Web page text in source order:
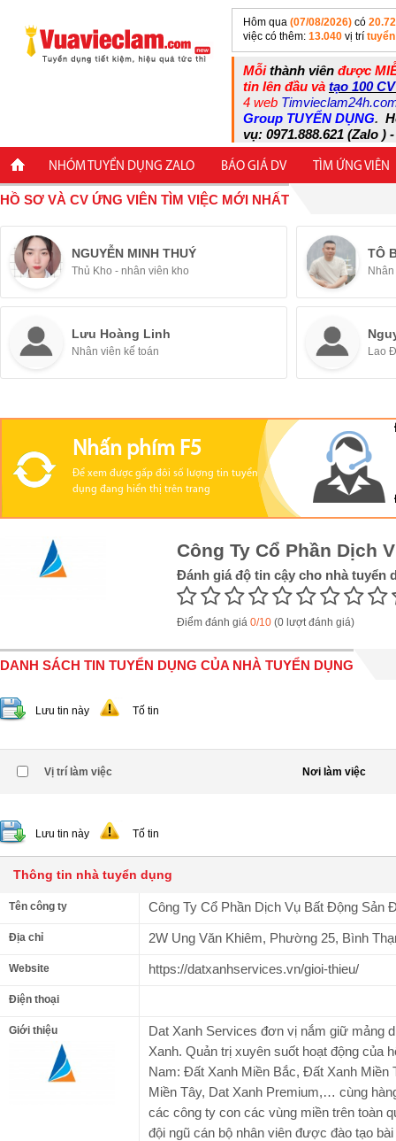
Hôm qua (07/08/2026) có
việc có thêm: 13.040 vị trí
Mỗithành viên được
tin lên đầu và tạo 100
4 web
Group TUYỂN DỤNG.
vụ: 0971.888.621 (Zalo )
NHÓM TUYỂN DỤNG ZALO BÁO GIÁ DV TÌM ỨNG VIÊN
HỒ SƠ VÀ CV ỨNG VIÊN TÌM VIỆC MỚI NHẤT
NGUYỄN MINH THUÝ
Thủ Kho - nhân viên kho
TÔ
Lưu Hoàng Linh
Nhân viên kế toán Lao
Nhấn phím F5
Để xem được gấp đôi số lượng tin tuyển
dụng đang hiển thị trên trang
Công Ty Cổ Phần Dịch
Đánh giá độ tin cậy cho nhà tuyển
Điểm đánh giá 0/10 (0 lượt đánh giá)
DANH SÁCH TIN TUYỂN DỤNG CỦA NHÀ TUYỂN DỤNG
Lưu tin này Tố tin
Vị trí làm việc Nơi làm việc
Lưu tin này Tố tin
Thông tin nhà tuyển dụng
Tên công ty Công Ty Cổ Phần Dịch Vụ Bất Động Sản
Địa chỉ 2W Ung Văn Khiêm, Phường 25, Bình
Website https://datxanhservices.vn/gioi-thieu/
Điện thoại
Giới thiệu
Dat Xanh Services đơn vị nắm giữ mảng
Xanh. Quản trị xuyên suốt hoạt động của
Nam: Đất Xanh Miền Bắc, Đất Xanh
Miền Tây, Dat Xanh Premium,… cùng
các công ty con các vùng miền trên toàn
đội ngũ cán bộ nhân viên được đào tạo